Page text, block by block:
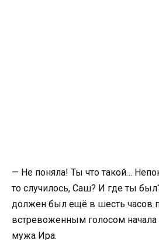
— Не поняла! Ты что такой…
то случилось, Саш? И где ты
должен был ещё в шесть часов
встревоженным голосом начала
мужа Ира.